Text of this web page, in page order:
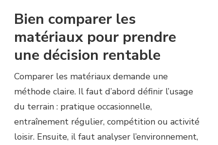
Bien comparer les
matériaux pour prendre
une décision rentable
Comparer les matériaux demande une
méthode claire. Il faut d’abord définir l’usage
du terrain : pratique occasionnelle,
entraînement régulier, compétition ou activité
loisir. Ensuite, il faut analyser l’environnement,